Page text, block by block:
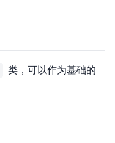
类，可以作为基础的